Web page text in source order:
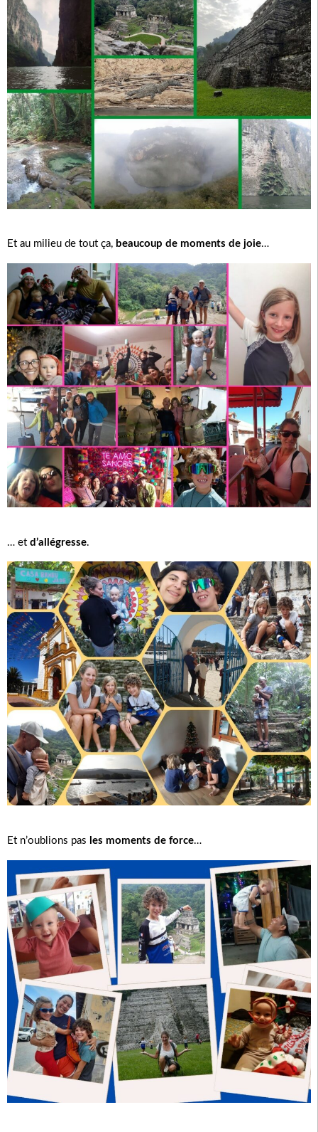
Et au milieu de tout ça,beaucoup de moments de joie…
… et d’allégresse.
Et n’oublions pas les moments de force…